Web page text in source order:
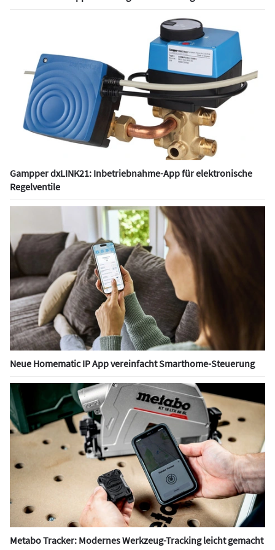
Gampper dxLINK21: Inbetriebnahme-App für elektronische
Regelventile
Neue Homematic IP App vereinfacht Smarthome-Steuerung
Metabo Tracker: Modernes Werkzeug-Tracking leicht gemacht